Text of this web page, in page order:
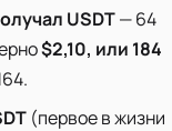
USDT— 64
$2,10, или 184
(первое в жизни